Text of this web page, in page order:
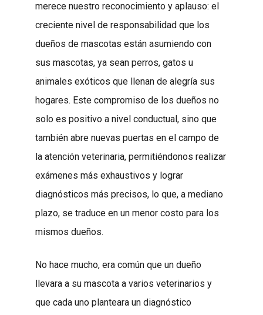
merece nuestro reconocimiento y aplauso: el
creciente nivel de responsabilidad que los
dueños de mascotas están asumiendo con
sus mascotas, ya sean perros, gatos u
animales exóticos que llenan de alegría sus
hogares. Este compromiso de los dueños no
solo es positivo a nivel conductual, sino que
también abre nuevas puertas en el campo de
la atención veterinaria, permitiéndonos realizar
exámenes más exhaustivos y lograr
diagnósticos más precisos, lo que, a mediano
plazo, se traduce en un menor costo para los
mismos dueños.
No hace mucho, era común que un dueño
llevara a su mascota a varios veterinarios y
que cada uno planteara un diagnóstico